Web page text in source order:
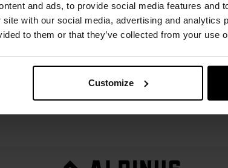
and ads, to provide social media features and
with our social media, advertising and analytics
to them or that they’ve collected from your use
Customize